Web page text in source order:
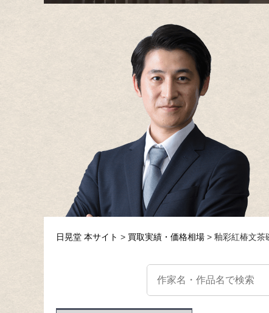
日晃堂 本サイト 買取実績・価格相場 釉彩紅椿文茶